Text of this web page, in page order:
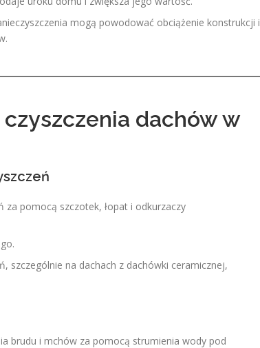
mogą powodować obciążenie konstrukcji i
dachów w
za pomocą szczotek, łopat i odkurzaczy
szczególnie na dachach z dachówki ceramicznej,
brudu i mchów za pomocą strumienia wody pod